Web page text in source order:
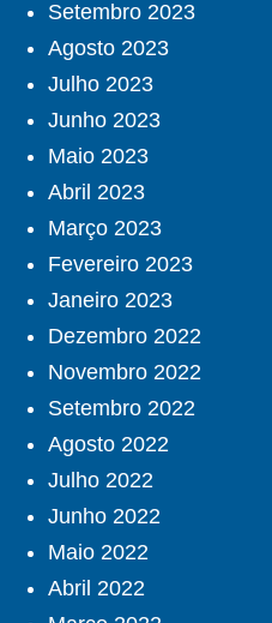
Setembro 2023
Agosto 2023
Julho 2023
Junho 2023
Maio 2023
Abril 2023
Março 2023
Fevereiro 2023
Janeiro 2023
Dezembro 2022
Novembro 2022
Setembro 2022
Agosto 2022
Julho 2022
Junho 2022
Maio 2022
Abril 2022